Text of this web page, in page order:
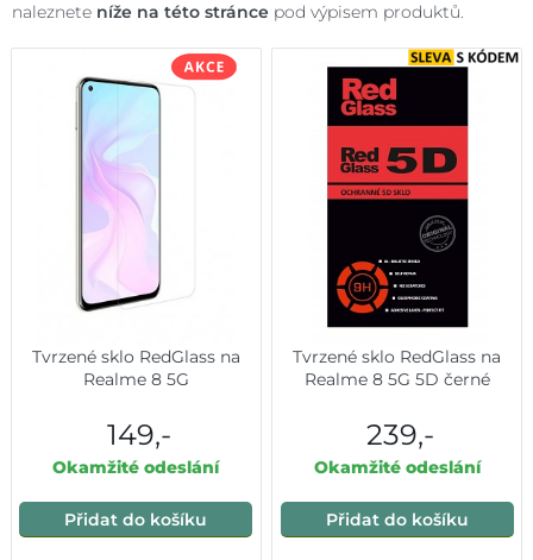
naleznete níže na této stráncepod výpisem produktů.
Tvrzené sklo RedGlass na
Realme 8 5G
149,-
Okamžité odeslání
Přidat do košíku
Tvrzené sklo RedGlass na
Realme 8 5G 5D černé
239,-
Okamžité odeslání
Přidat do košíku